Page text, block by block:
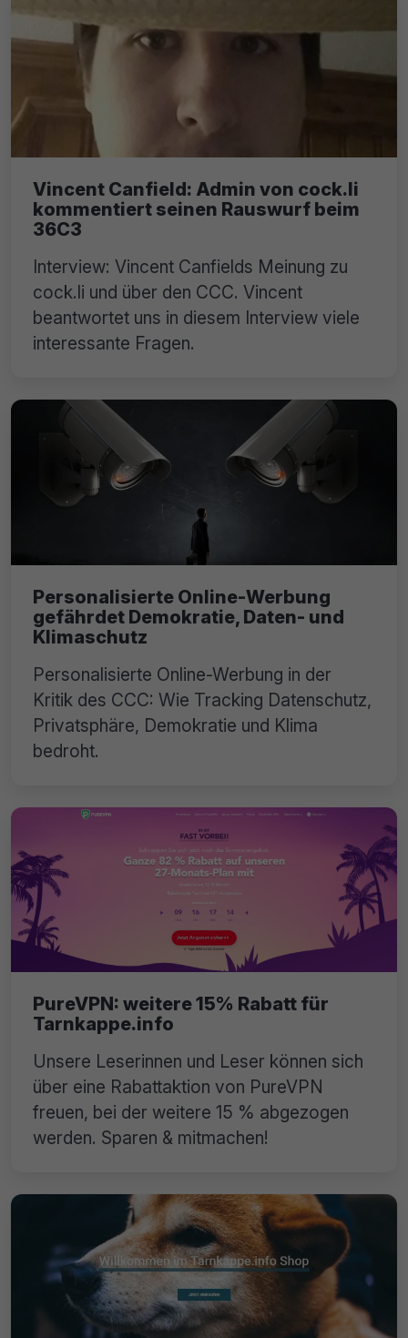
Vincent Canfield: Admin von cock.li
kommentiert seinen Rauswurf beim
36C3
Interview: Vincent Canfields Meinung zu
cock.li und über den CCC. Vincent
beantwortet uns in diesem Interview viele
interessante Fragen.
Personalisierte Online-Werbung
gefährdet Demokratie, Daten- und
Klimaschutz
Personalisierte Online-Werbung in der
Kritik des CCC: Wie Tracking Datenschutz,
Privatsphäre, Demokratie und Klima
bedroht.
PureVPN: weitere 15% Rabatt für
Tarnkappe.info
Unsere Leserinnen und Leser können sich
über eine Rabattaktion von PureVPN
freuen, bei der weitere 15 % abgezogen
werden. Sparen & mitmachen!